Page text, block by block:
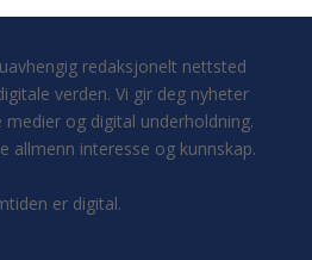
redaksjonelt nettsted
verden. Vi gir deg nyheter
og digital underholdning.
allmenn interesse og kunnskap.
er digital.